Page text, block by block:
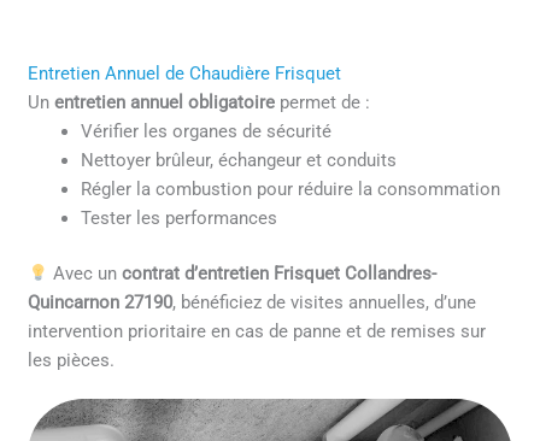
Entretien Annuel de Chaudière Frisquet
Unentretien annuel obligatoire permet de :
Vérifier les organes de sécurité
Nettoyer brûleur, échangeur et conduits
Régler la combustion pour réduire la consommation
Tester les performances
Avec un contrat d’entretien Frisquet Collandres-
Quincarnon 27190, bénéficiez de visites annuelles, d’une
intervention prioritaire en cas de panne et de remises sur
les pièces.